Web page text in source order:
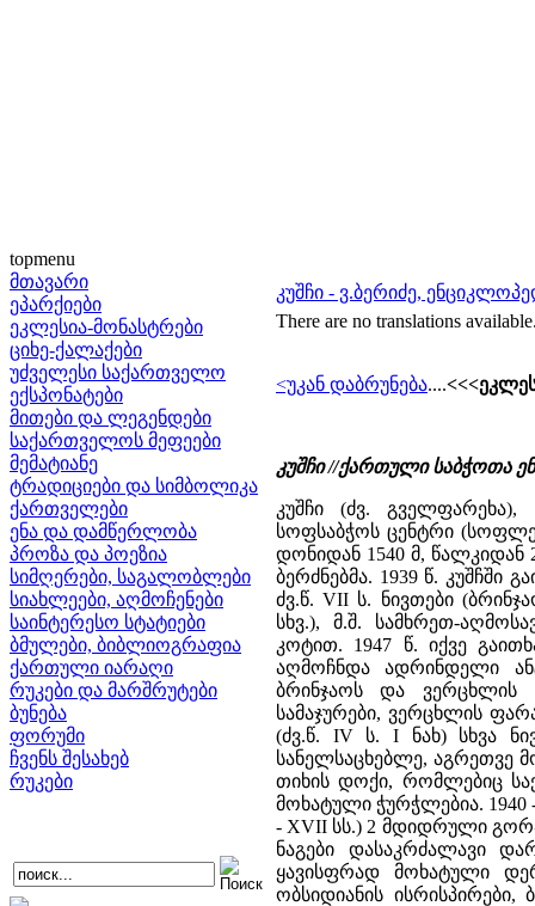
topmenu
მთავარი
ეპარქიები
ეკლესია-მონასტრები
ციხე-ქალაქები
უძველესი საქართველო
ექსპონატები
მითები და ლეგენდები
საქართველოს მეფეები
მემატიანე
ტრადიციები და სიმბოლიკა
ქართველები
ენა და დამწერლობა
პროზა და პოეზია
სიმღერები, საგალობლები
სიახლეები, აღმოჩენები
საინტერესო სტატიები
ბმულები, ბიბლიოგრაფია
ქართული იარაღი
რუკები და მარშრუტები
ბუნება
ფორუმი
ჩვენს შესახებ
რუკები
კუშჩი - ვ.ბერიძე,
There are no translations
<უკან დაბრუნება....
კუშჩი //ქართული საბჭოთა
კუშჩი (ძვ.
სოფსაბჭოს ცენტრი
დონიდან 1540 მ, წალკიდან
ბერძნებმა. 1939 წ.
ძვ.წ. VII ს. ნივთები
სხვ.), მ.შ. სამხრეთ-
კოტით. 1947 წ. იქვე
აღმოჩნდა ადრინდელი
ბრინჯაოს და ვერცხლის
სამაჯურები, ვერცხლის
(ძვ.წ. IV ს. I ნახ) სხვა
სანელსაცხებლე, აგრეთვე
თიხის დოქი, რომლებიც
მოხატული ჭურჭლებია. 1940
- XVII სს.) 2 მდიდრული
ნაგები დასაკრძალავი
ყავისფრად მოხატული
ობსიდიანის ისრისპირები,